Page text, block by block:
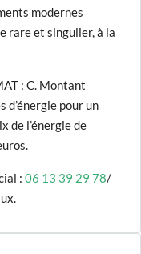
modernes
rare et singulier, à la
: C. Montant
d’énergie pour un
de l’énergie de
: 06 13 39 29 78/